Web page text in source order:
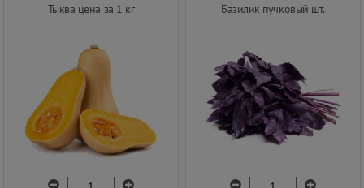
Тыква цена за 1 кг Базилик пучковый шт.